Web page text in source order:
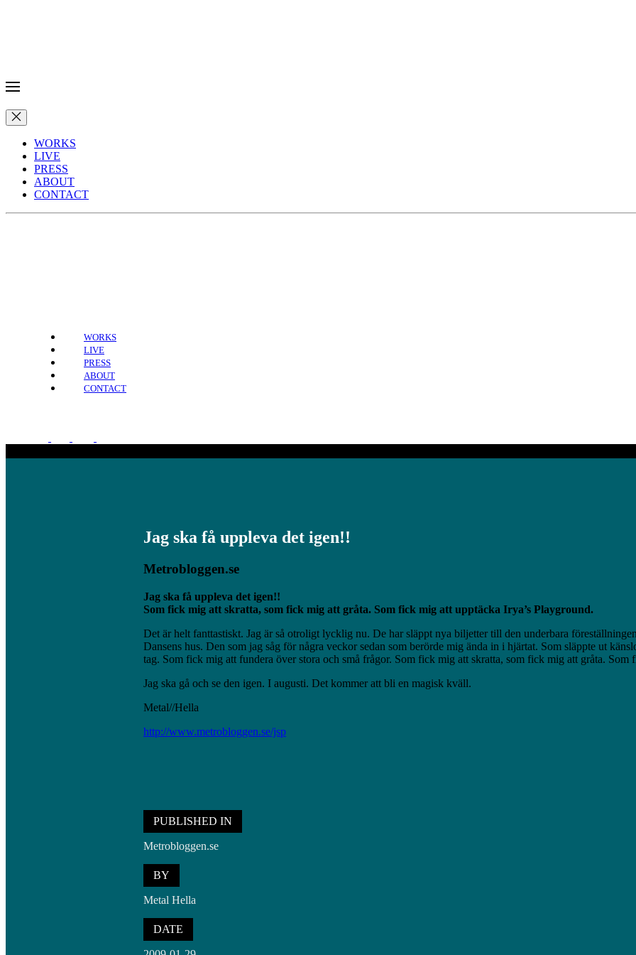
WORKS
LIVE
PRESS
ABOUT
CONTACT
WORKS
LIVE
PRESS
ABOUT
CONTACT
Jag ska få uppleva det igen!!
Metrobloggen.se
Jag ska få uppleva det igen!!
Som fick mig att skratta, som fick mig att gråta. Som fick mig att upptäcka Irya’s Playground.
Det är helt fanttastiskt. Jag är så otroligt lycklig nu. De har släppt nya biljetter till den underbara
Dansens hus. Den som jag såg för några veckor sedan som berörde mig ända in i hjärtat. Som släppte ut
tag. Som fick mig att fundera över stora och små frågor. Som fick mig att skratta, som fick mig att gråta. Som
Jag ska gå och se den igen. I augusti. Det kommer att bli en magisk kväll.
Metal//Hella
http://www.metrobloggen.se/jsp
PUBLISHED IN
Metrobloggen.se
BY
Metal Hella
DATE